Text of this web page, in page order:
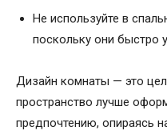
Не используйте в
поскольку они быстро
Дизайн комнаты — это
пространство лучше
предпочтению, опираясь